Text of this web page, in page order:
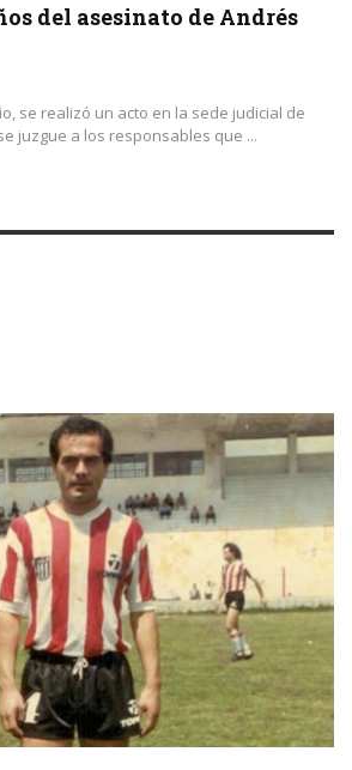
del asesinato de Andrés
se realizó un acto en la sede judicial de
juzgue a los responsables que ...